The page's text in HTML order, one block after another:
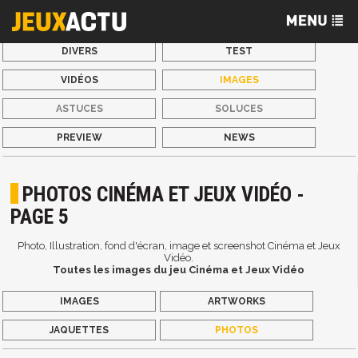
DIVERS TEST
VIDÉOS IMAGES
ASTUCES SOLUCES
PREVIEW NEWS
PHOTOS CINÉMA ET JEUX VIDÉO -
PAGE 5
Photo, Illustration, fond d'écran, image et screenshot Cinéma et Jeux
Vidéo.
Toutes les images du jeu Cinéma et Jeux Vidéo
IMAGES ARTWORKS
JAQUETTES PHOTOS